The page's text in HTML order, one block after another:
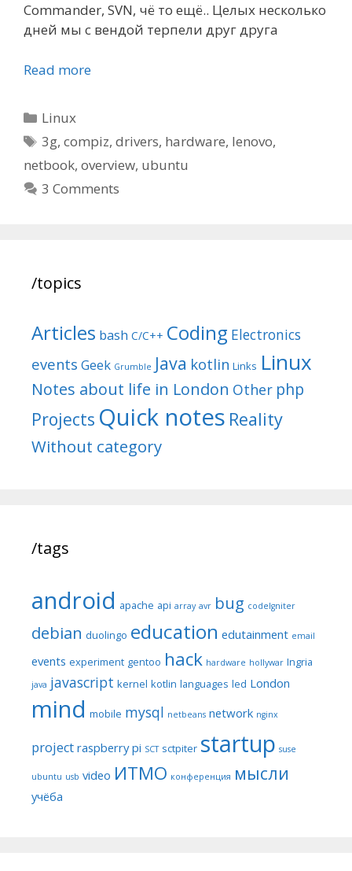
Commander, SVN, чё то ещё.. Целых несколько
дней мы с вендой терпели друг друга
Read more
Categories
Linux
Tags
3g,compiz,drivers, hardware, lenovo,
netbook, overview, ubuntu
3 Comments
/topics
Articles bash C/C++ Coding Electronics
events Geek Grumble Java kotlin Links Linux
Notes about life in London Other php
Projects Quick notes Reality
Without category
/tags
android apache api array avr bug codeIgniter
debian duolingo education edutainment email
events experiment gentoo hack hardware hollywar Ingria
java javascript kernel kotlin languages led London
mind mobile mysql netbeans network nginx
project raspberry pi SCT sctpiter startup suse
ubuntu usb video ИТМО конференция мысли
учёба